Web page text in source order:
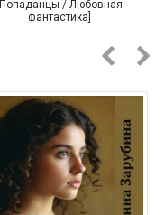
[Попаданцы / Любовная
фантастика]